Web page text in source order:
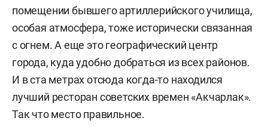
помещении бывшего артиллерийского училища,
особая атмосфера, тоже исторически связанная
с огнем. А еще это географический центр
города, куда удобно добраться из всех районов.
И в ста метрах отсюда когда-то находился
лучший ресторан советских времен «Акчарлак».
Так что место правильное.